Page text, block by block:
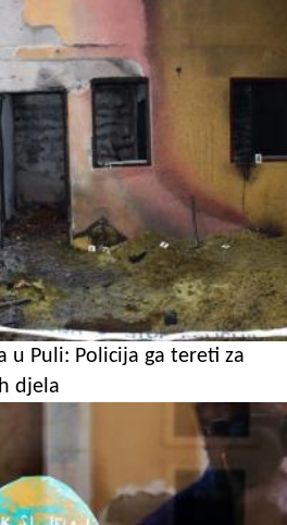
u Puli: Policija ga tereti za
djela